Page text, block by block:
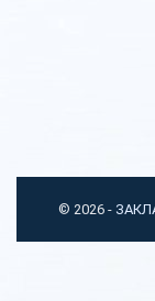
© 2026 -